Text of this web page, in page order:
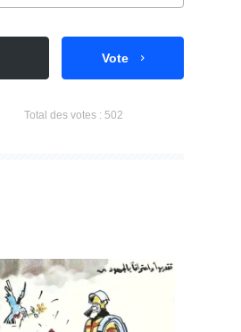
Vote
Total des votes : 502